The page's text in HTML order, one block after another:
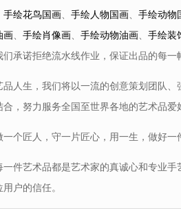
手绘花鸟国画、 手绘人物国画、 手绘动物
画、 手绘肖像画、 手绘动物油画、 手绘装
们承诺拒绝流水线作业，保证出品的每一
生，我们将以一流的创意策划团队、
合，努力服务全国至世界各地的艺术品爱
匠人，守一片匠心，用一生，做好一
艺术品都是艺术家的真诚心和专业手
户的信任。